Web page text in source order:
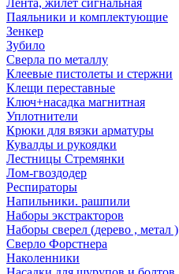
Лента, жилет сигнальная
Паяльники и комплектующие
Зенкер
Зубило
Сверла по металлу
Клеевые пистолеты и стержни
Клещи переставные
Ключ+насадка магнитная
Уплотнители
Крюки для вязки арматуры
Кувалды и рукоядки
Лестницы Стремянки
Лом-гвоздодер
Респираторы
Напильники. рашпили
Наборы экстракторов
Наборы сверел (дерево , метал )
Сверло Форстнера
Наколенники